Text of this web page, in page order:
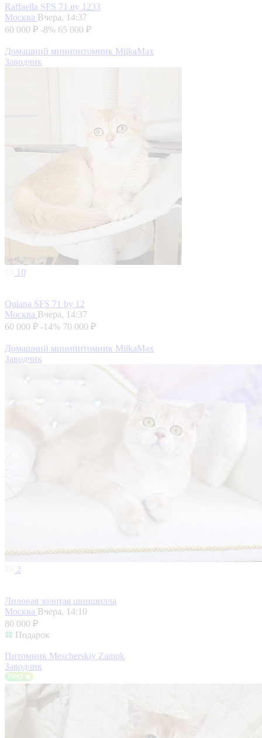
Raffaella SFS 71 ny 1233
Москва Вчера, 14:37
60 000 ₽ -8% 65 000 ₽
Домашний минипитомник MilkaMax
Заводчик
10
Quiana SFS 71 by 12
Москва Вчера, 14:37
60 000 ₽ -14% 70 000 ₽
Домашний минипитомник MilkaMax
Заводчик
2
Лиловая золотая шиншилла
Москва Вчера, 14:10
80 000 ₽
Подарок
Питомник Mescherskiy Zamok
Заводчик